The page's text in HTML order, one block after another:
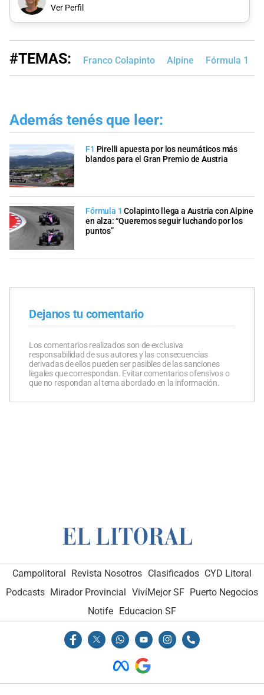
Ver Perfil
#TEMAS: Franco Colapinto Alpine Fórmula 1
Además tenés que leer:
F1 Pirelli apuesta por los neumáticos más
blandos para el Gran Premio de Austria
Fórmula 1 Colapinto llega a Austria con Alpine
en alza: “Queremos seguir luchando por los
puntos”
Dejanos tu comentario
Los comentarios realizados son de exclusiva
responsabilidad de sus autores y las consecuencias
derivadas de ellos pueden ser pasibles de las sanciones
legales que correspondan. Evitar comentarios ofensivos o
que no respondan al tema abordado en la información.
Campolitoral Revista Nosotros Clasificados CYD Litoral
Podcasts Mirador Provincial VivíMejor SF Puerto Negocios
Notife Educacion SF